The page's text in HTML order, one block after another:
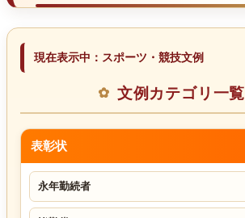
現在表示中：スポーツ・競技文例
文例カテゴリ一覧
表彰状
永年勤続者